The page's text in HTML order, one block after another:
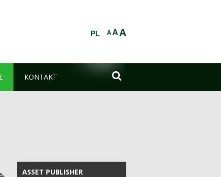
AAA
PL
KONTAKT 
ASSET PUBLISHER
ASSET PUBLISHER